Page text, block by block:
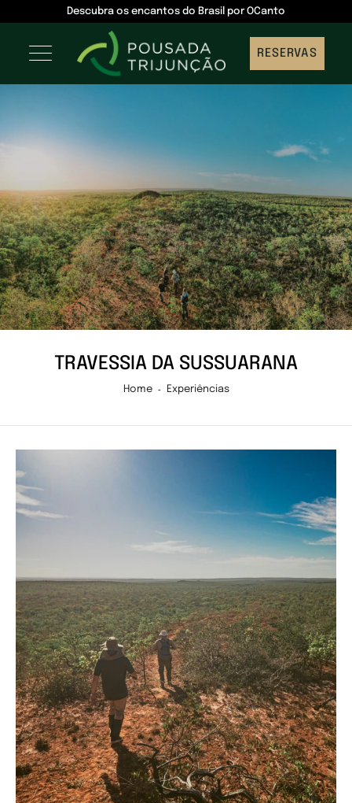
Descubra os encantos do Brasil por OCanto
RESERVAS
TRAVESSIA DA SUSSUARANA
Home Experiências